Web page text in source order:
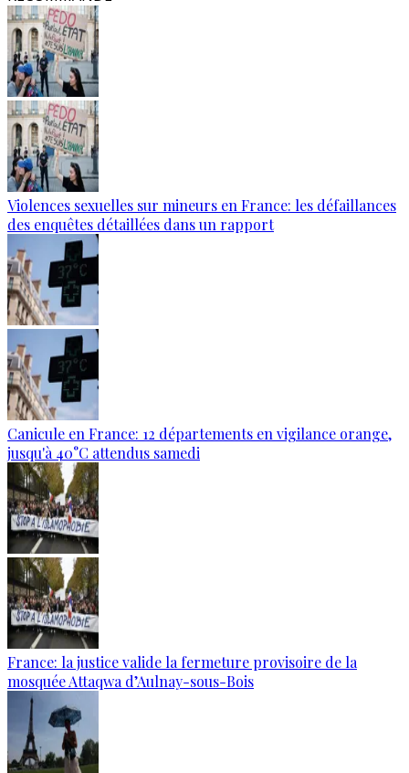
Violences sexuelles sur mineurs en France: les défaillances
des enquêtes détaillées dans un rapport
Canicule en France: 12 départements en vigilance orange,
jusqu'à 40°C attendus samedi
France: la justice valide la fermeture provisoire de la
mosquée Attaqwa d’Aulnay-sous-Bois